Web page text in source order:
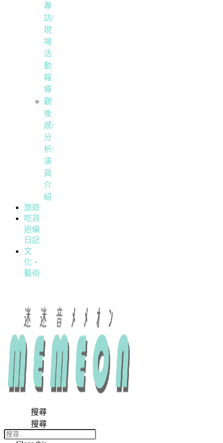
專
訪/
現
場
活
動
報
導
觀
後
感/
分
析/
演
員
介
紹
旅遊
吃貨
迷編
日記
文
化・
藝術
搜尋
搜尋